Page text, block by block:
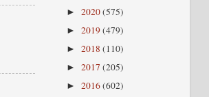
► 2020(575)
► 2019(479)
► 2018 (110)
► 2017 (205)
► 2016(602)